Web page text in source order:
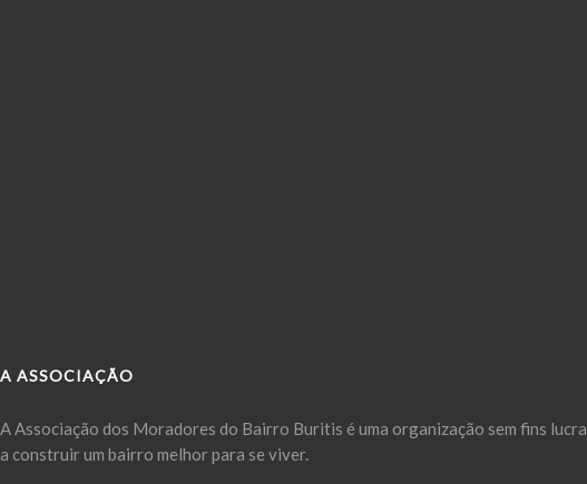
A ASSOCIAÇÃO
A Associação dos Moradores do Bairro Buritis é uma organização sem fins
a construir um bairro melhor para se viver.